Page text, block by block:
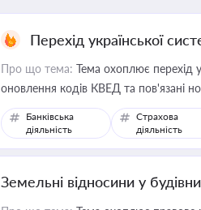
Перехід української
Про що тема: Тема охоплює перехід
оновлення кодів КВЕД та пов'язані
Банківська
діяльність
Страхова
діяльність
Земельні відносини у